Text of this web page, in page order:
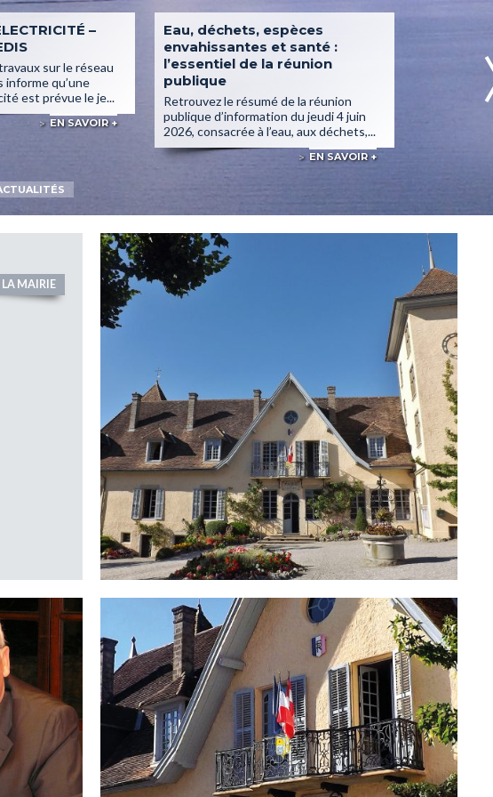
–
sur le réseau
informe qu’une
est prévue le je...
EN SAVOIR +
Eau, déchets, espèces
envahissantes et santé :
l’essentiel de la réunion
publique
Retrouvez le résumé de la réunion
publique d’information du jeudi 4 juin
2026, consacrée à l’eau, aux déchets,...
EN SAVOIR +
L’AFM-
Tresserve.
MAIRIE